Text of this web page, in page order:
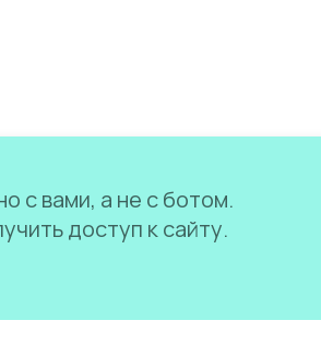
с вами, а не с ботом.
доступ к сайту.